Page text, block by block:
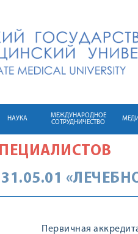
НАУКА
МЕЖДУНАРОДНОЕ
СОТРУДНИЧЕСТВО
Первичная